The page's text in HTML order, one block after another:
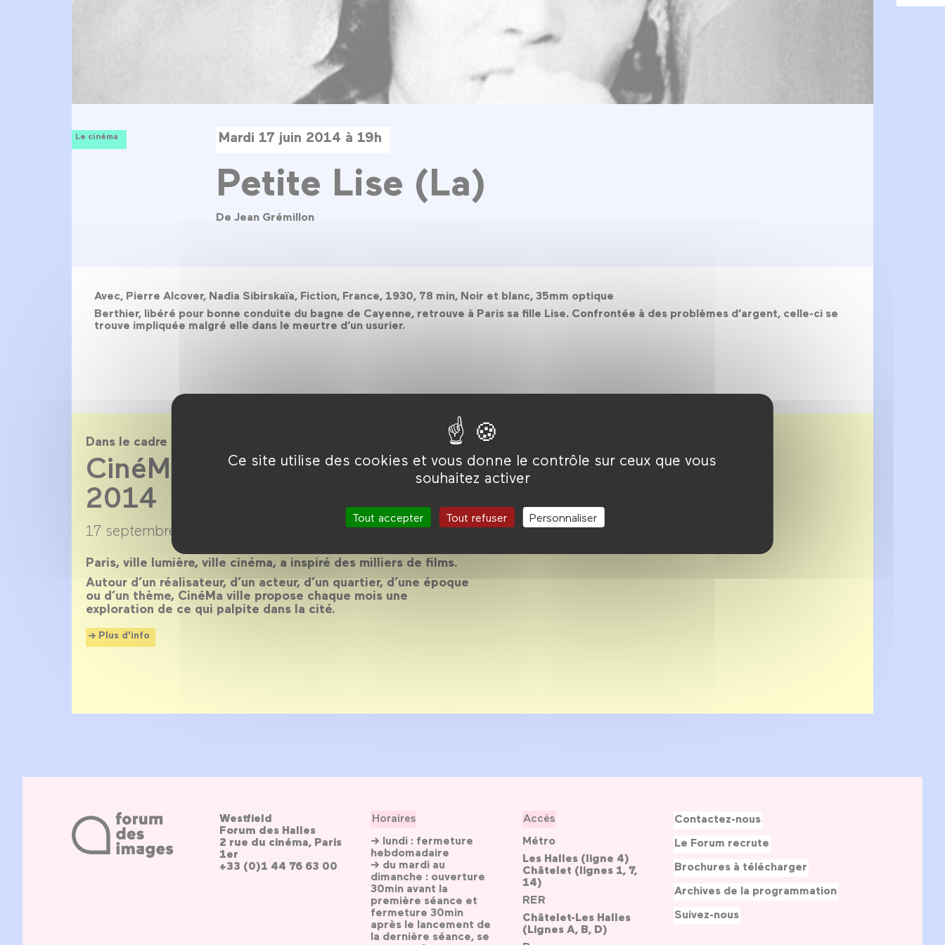
Ce site utilise des cookies et vous donne le contrôle sur ceux que vous
souhaitez activer
Tout accepter Tout refuser Personnaliser
Le cinéma Mardi 17 juin 2014 à 19h
Petite Lise (La)
De Jean Grémillon
Avec, Pierre Alcover, Nadia Sibirskaïa, Fiction, France, 1930, 78 min, Noir et blanc, 35mm optique
Berthier, libéré pour bonne conduite du bagne de Cayenne, retrouve à Paris sa fille Lise. Confrontée à des problèmes d’argent, celle-ci se
trouve impliquée malgré elle dans le meurtre d’un usurier.
Dans le cadre de
CinéMa ville saison 2013-
2014
17 septembre 2013 →
Paris, ville lumière, ville cinéma, a inspiré des milliers de films.
Autour d’un réalisateur, d’un acteur, d’un quartier, d’une époque
ou d’un thème, CinéMa ville propose chaque mois une
exploration de ce qui palpite dans la cité.
Plus d'info
Westfield
Forum des Halles
2 rue du cinéma, Paris
1er
+33 (0)1 44 76 63 00
Horaires
→ lundi : fermeture
hebdomadaire
→ du mardi au
dimanche : ouverture
30min avant la
première séance et
fermeture 30min
après le lancement de
la dernière séance, se
Accès
Métro
Les Halles (ligne 4)
Châtelet (lignes 1, 7,
14)
RER
Châtelet-Les Halles
(Lignes A, B, D)
Contactez-nous
Le Forum recrute
Brochures à télécharger
Archives de la programmation
Suivez-nous